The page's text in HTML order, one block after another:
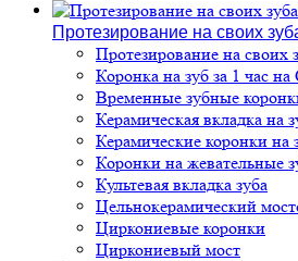
Протезирование на своих
Протезирование на своих
Коронка на зуб за 1 час на
Временные зубные
Керамическая вкладка на
Керамические коронки на
Коронки на жевательные
Культевая вкладка зуба
Цельнокерамический
Циркониевые коронки
Циркониевый мост